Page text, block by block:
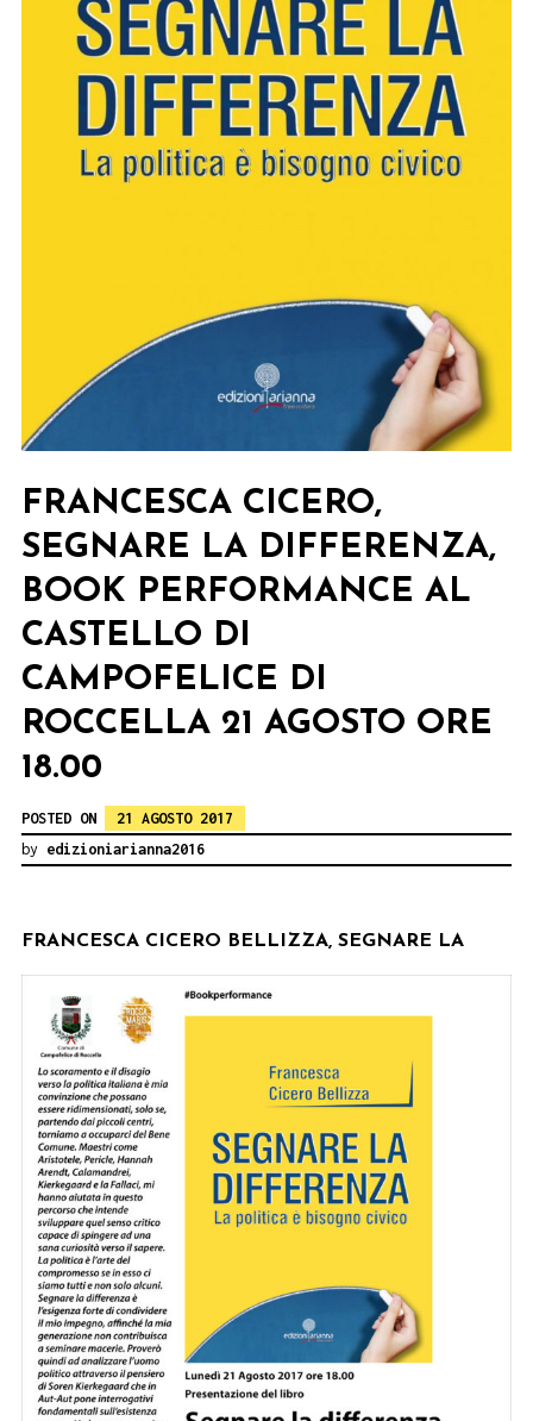
FRANCESCA CICERO,
SEGNARE LA DIFFERENZA,
BOOK PERFORMANCE AL
CASTELLO DI
CAMPOFELICE DI
ROCCELLA 21 AGOSTO ORE
18.00
POSTED ON
21 AGOSTO 2017
by edizioniarianna2016
FRA NCESCA CICERO BELLIZZA, SEGNARE LA